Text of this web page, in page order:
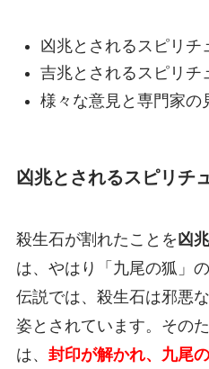
凶兆とされるスピリチ
吉兆とされるスピリチ
様々な意見と専門家の
凶兆とされるスピリチ
殺生石が割れたことを 凶兆
は、やはり「九尾の狐」
伝説では、殺生石は邪悪
姿とされています。その
は、 封印が解かれ、九尾